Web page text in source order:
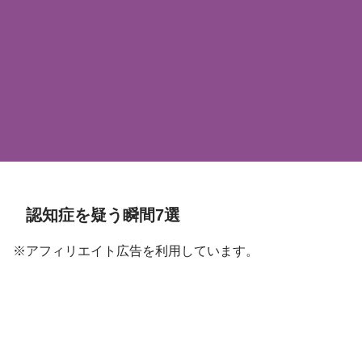
認知症を疑う瞬間7選
※アフィリエイト広告を利用しています。